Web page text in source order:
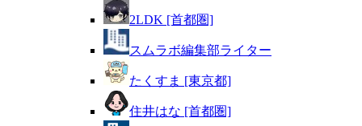
2LDK [首都圏]
スムラボ編集部ライター
たくすま [東京都]
住井はな [首都圏]